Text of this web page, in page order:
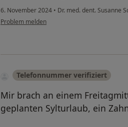
6. November 2024 • Dr. med. dent. Susanne
Problem melden
Telefonnummer verifiziert
Mir brach an einem
geplanten Sylturlaub, ein